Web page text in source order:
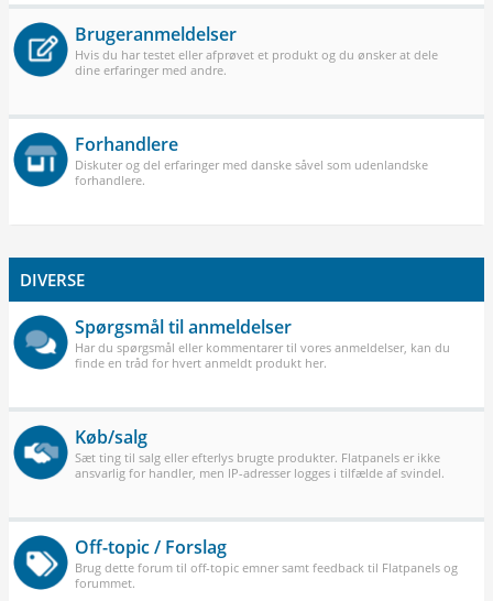
Brugeranmeldelser
Hvis du har testet eller afprøvet et produkt og du ønsker at dele
dine erfaringer med andre.
Forhandlere
Diskuter og del erfaringer med danske såvel som udenlandske
forhandlere.
DIVERSE
Spørgsmål til anmeldelser
Har du spørgsmål eller kommentarer til vores anmeldelser, kan du
finde en tråd for hvert anmeldt produkt her.
Køb/salg
Sæt ting til salg eller efterlys brugte produkter. Flatpanels er ikke
ansvarlig for handler, men IP-adresser logges i tilfælde af svindel.
Off-topic / Forslag
Brug dette forum til off-topic emner samt feedback til Flatpanels og
forummet.